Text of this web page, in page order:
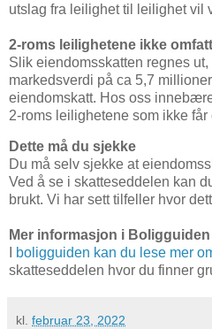
utslag fra leilighet til leilighet vil
2-roms leilighetene ikke
Slik eiendomsskatten regnes
markedsverdi på ca 5,7
eiendomskatt. Hos oss
2-roms leilighetene som ikke får
Dette må du sjekke
Du må selv sjekke at
Ved å se i skatteseddelen kan
brukt. Vi har sett tilfeller hvor
Mer informasjon i Boligguiden
boligguiden kan du lese mer
skatteseddelen hvor du finner
kl. februar 23, 2022